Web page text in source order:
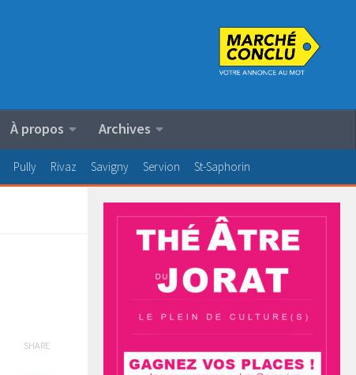
À propos Archives
Pully Rivaz Savigny Servion St-Saphorin
SHARE